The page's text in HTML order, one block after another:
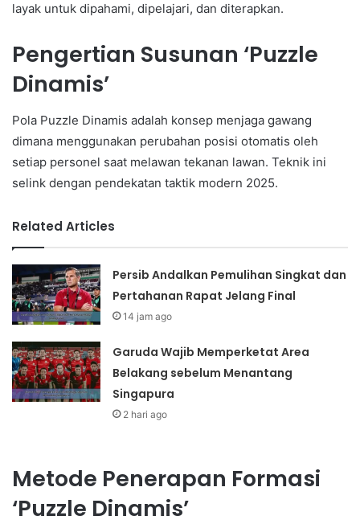
layak untuk dipahami, dipelajari, dan diterapkan.
Pengertian Susunan ‘Puzzle
Dinamis’
Pola Puzzle Dinamis adalah konsep menjaga gawang
dimana menggunakan perubahan posisi otomatis oleh
setiap personel saat melawan tekanan lawan. Teknik ini
selink dengan pendekatan taktik modern 2025.
Related Articles
Persib Andalkan Pemulihan Singkat dan
Pertahanan Rapat Jelang Final
14 jam ago
Garuda Wajib Memperketat Area
Belakang sebelum Menantang
Singapura
2 hari ago
Metode Penerapan Formasi
‘Puzzle Dinamis’